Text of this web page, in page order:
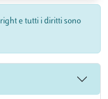
e tutti i diritti sono